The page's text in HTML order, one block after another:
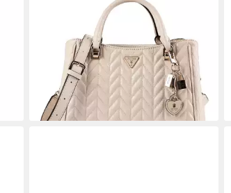
Henkeltasche Stacey, Polyurethan
UVP
lieferbar - in 2-3 Werktagen bei dir